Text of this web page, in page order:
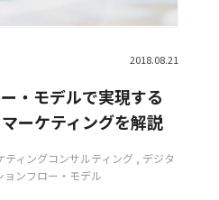
2018.08.21
・モデルで実現する
ーケティングを解説
ティングコンサルティング
デジタ
ョンフロー・モデル